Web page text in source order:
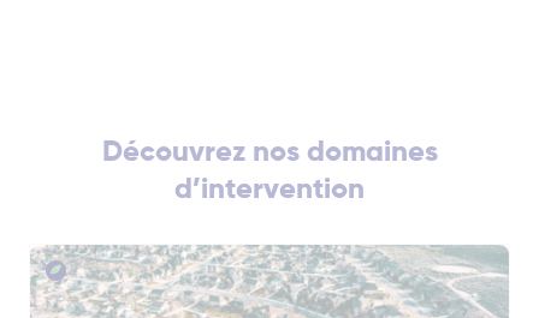
Découvrez nos domaines
d’intervention